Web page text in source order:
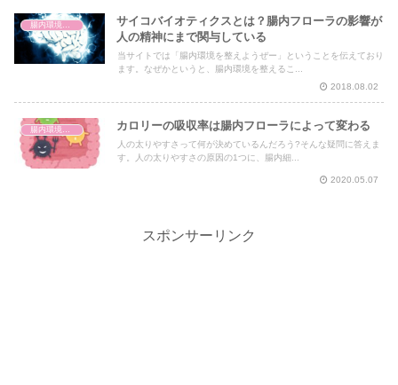
腸内環境と体の仕組み
サイコバイオティクスとは？腸内フローラの影響が
人の精神にまで関与している
当サイトでは「腸内環境を整えようぜー」ということを伝えており
ます。なぜかというと、腸内環境を整えるこ...
2018.08.02
腸内環境と体の仕組み カロリーの吸収率は腸内フローラによって変わる
人の太りやすさって何が決めているんだろう?そんな疑問に答えま
す。人の太りやすさの原因の1つに、腸内細...
2020.05.07
スポンサーリンク